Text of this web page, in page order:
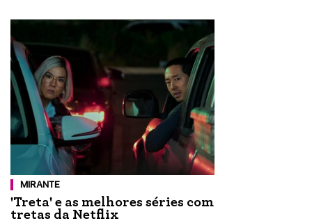
MIRANTE
'Treta' e as melhores séries com
tretas da Netflix